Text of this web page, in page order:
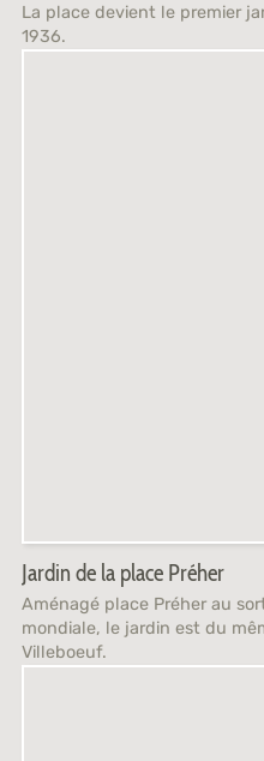
La place devient le premier
1936.
Jardin de la place Préher
Aménagé place Préher au
mondiale, le jardin est du
Villeboeuf.